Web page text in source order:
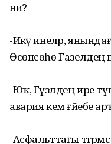
ни?
-Икәү инеләр,
Өсөнсөһө
-Юҡ, Гүзәлдең ире
авария кем ғәйебе
-Асфальттағы